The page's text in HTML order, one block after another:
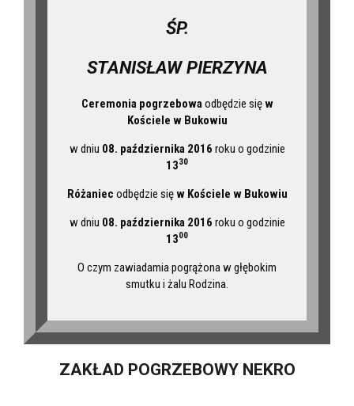
ŚP.
STANISŁAW PIERZYNA
Ceremonia pogrzebowaodbędzie sięw
Kościele w Bukowiu
w dniu 08. października 2016 roku o godzinie
1330
Różaniec odbędzie sięw Kościele w Bukowiu
w dniu 08. października 2016 roku o godzinie
1300
O czym zawiadamia pogrążona w głębokim
smutku i żalu Rodzina.
ZAKŁAD POGRZEBOWY NEKRO